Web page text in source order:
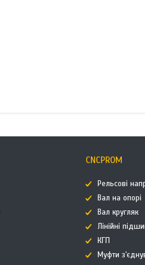
CNCPROM
Рельсові
Вал на опорі
Вал кругляк
Лінійні
КГП
Муфти